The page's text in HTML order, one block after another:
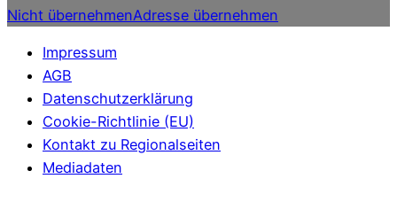
Nicht übernehmenAdresse übernehmen
Impressum
AGB
Datenschutzerklärung
Cookie-Richtlinie (EU)
Kontakt zu Regionalseiten
Mediadaten